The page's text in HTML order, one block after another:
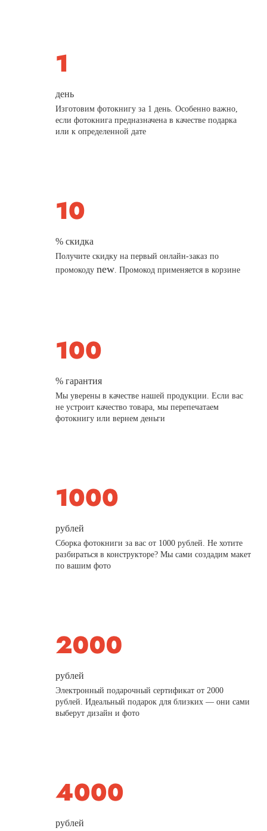
день
Изготовим фотокнигу за 1 день. Особенно важно,
если фотокнига предназначена в качестве подарка
или к определенной дате
% скидка
Получите скидку на первый онлайн-заказ по
промокодуnew. Промокод применяется в корзине
% гарантия
Мы уверены в качестве нашей продукции. Если вас
не устроит качество товара, мы перепечатаем
фотокнигу или вернем деньги
рублей
Сборка фотокниги за вас от 1000 рублей. Не хотите
разбираться в конструкторе? Мы сами создадим макет
по вашим фото
рублей
Электронный подарочный сертификат от 2000
рублей. Идеальный подарок для близких — они сами
выберут дизайн и фото
рублей